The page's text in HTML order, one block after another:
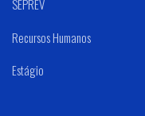
SEPREV
Recursos Humanos
Estágio